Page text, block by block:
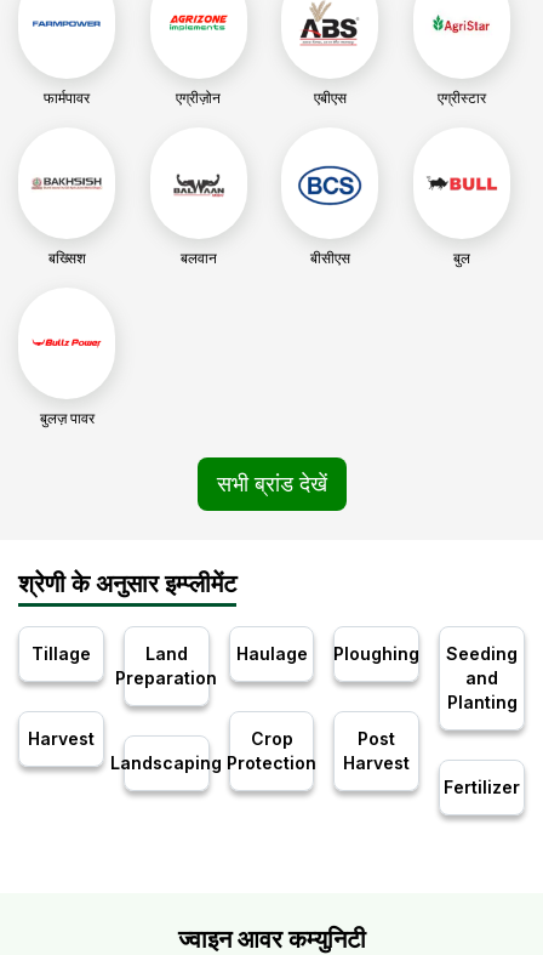
फार्मपावर एग्रीज़ोन एबीएस एग्रीस्टार
बख्सिश बलवान बीसीएस बुल
बुलज़ पावर
सभी ब्रांड देखें
श्रेणी के अनुसार इम्प्लीमेंट
Tillage
Harvest
Land
Preparation
Landscaping
Haulage
Crop
Protection
Ploughing
Post
Harvest
Seeding
and
Planting
Fertilizer
ज्वाइन आवर कम्युनिटी